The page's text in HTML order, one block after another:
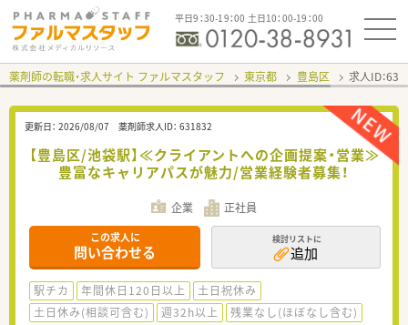
平日9：30-19：00 土日10：00-19：00
薬剤師の転職・求人サイト ファルマスタッフ 東京都 豊島区 求人ID：
更新日： 2026/08/07 薬剤師求人ID： 631832
【豊島区/池袋駅】≪クライアントへの企画提案・営業≫
豊富なキャリアパスが魅力/営業経験者募集！
企業 正社員
この求人に
問い合わせる
検討リストに
追加
駅チカ 年間休日120日以上
土日祝休み
土日休み(相談可含む)
週32h以上
残業なし(ほぼなし含む)